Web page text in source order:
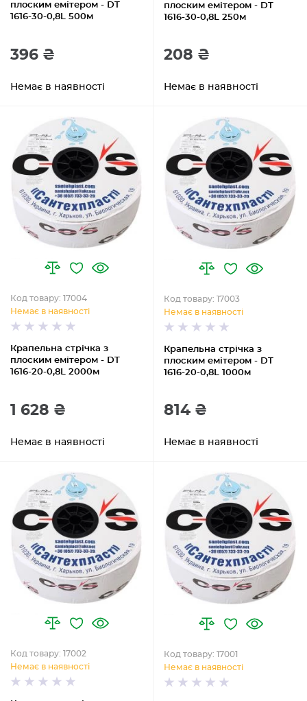
плоским емітером - DT
1616-30-0,8L 500м
396 ₴
Немає в наявності
плоским емітером - DT
1616-30-0,8L 250м
208 ₴
Немає в наявності
Крапельна стрічка з
плоским емітером - DT
1616-20-0,8L 2000м
Код товару: 17004
Немає в наявності
1 628 ₴
Немає в наявності
Крапельна стрічка з
плоским емітером - DT
1616-20-0,8L 1000м
Код товару: 17003
Немає в наявності
814 ₴
Немає в наявності
Код товару: 17002
Немає в наявності
Код товару: 17001
Немає в наявності